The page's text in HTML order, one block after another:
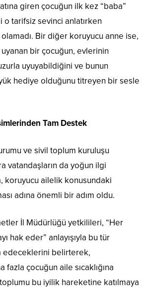
giren çocuğun ilk kez “baba”
tarifsiz sevinci anlatırken
Bir diğer koruyucu anne ise,
bir çocuğun, evlerinin
uyuyabildiğini ve bunun
hediye olduğunu titreyen bir sesle
Tam Destek
ve sivil toplum kuruluşu
vatandaşların da yoğun ilgi
koruyucu ailelik konusundaki
adına önemli bir adım oldu.
İl Müdürlüğü yetkilileri, “Her
hak eder” anlayışıyla bu tür
edeceklerini belirterek,
fazla çocuğun aile sıcaklığına
bu iyilik hareketine katılmaya